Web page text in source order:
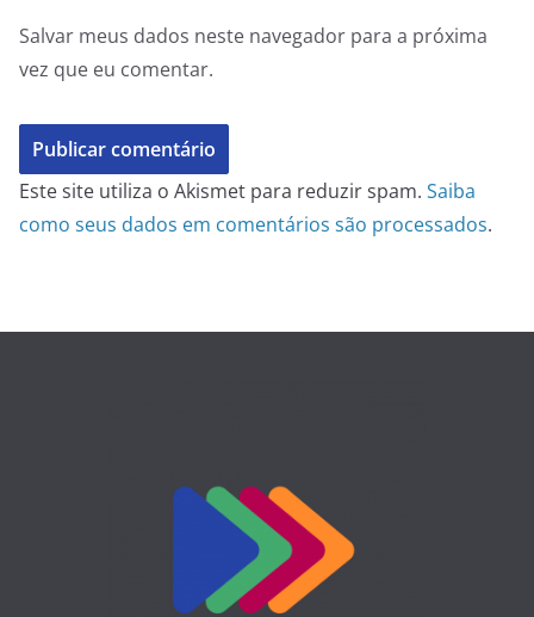
Salvar meus dados neste navegador para a próxima
vez que eu comentar.
Este site utiliza o Akismet para reduzir spam. Saiba
como seus dados em comentários são processados.